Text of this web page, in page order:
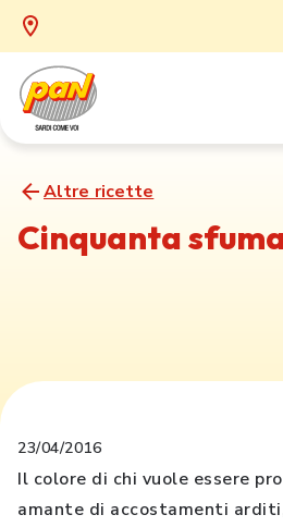
Altre ricette
Cinquanta
23/04/2016
Il colore di chi vuole essere
amante di accostamenti